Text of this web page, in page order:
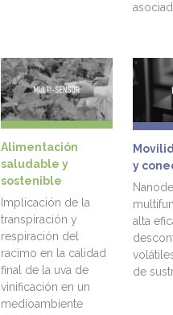
Alimentación
saludable y
sostenible
Implicación de la
transpiración y
respiración del
racimo en la calidad
final de la uva de
vinificación en un
medioambiente
y
alta
de